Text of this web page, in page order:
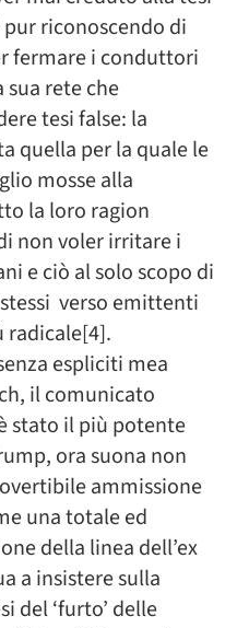
riconoscendo di
fermare i conduttori
rete che
tesi false: la
quella per la quale le
mosse alla
la loro ragion
non voler irritare i
e ciò al solo scopo di
verso emittenti
radicale[4].
espliciti mea
il comunicato
stato il più potente
ora suona non
ammissione
una totale ed
della linea dell’ex
a insistere sulla
del ‘furto’ delle